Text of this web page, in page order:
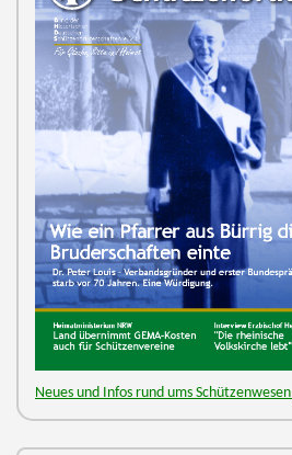
Neues und Infos rund ums Schützenwesen